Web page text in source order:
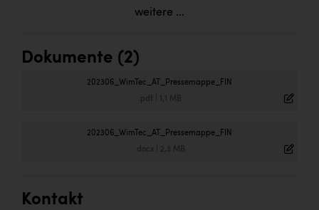
weitere ...
Dokumente (2)
202306_WimTec_AT_Pressemappe_FIN
.pdf 1,1 MB
202306_WimTec_AT_Pressemappe_FIN
.docx| 2,3 MB
Kontakt